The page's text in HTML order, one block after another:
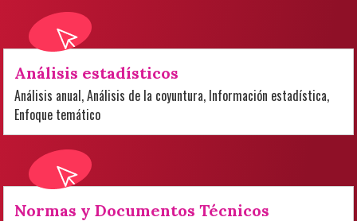
Análisis estadísticos
Análisis anual, Análisis de la coyuntura, Información estadística,
Enfoque temático
Normas y Documentos Técnicos